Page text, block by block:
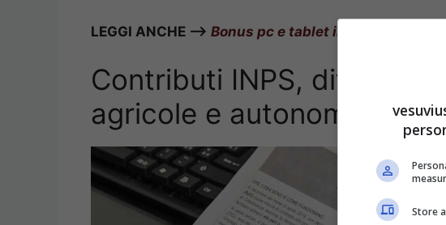
LEGGI ANCHE –> Bonus pc e tablet in scadenza:
Contributi INPS,
agricole e autonomi
Store